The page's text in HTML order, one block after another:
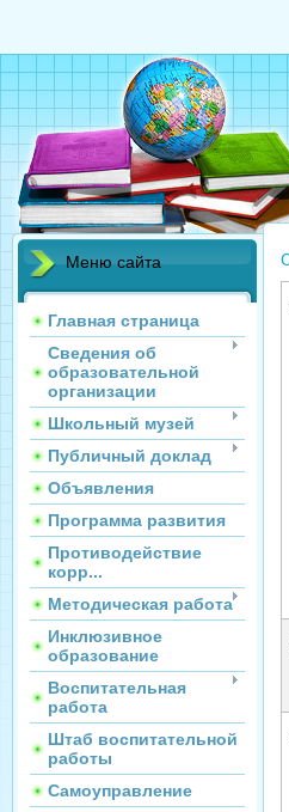
Меню сайта
Главная страница
Сведения об
образовательной
организации
Школьный музей
Публичный доклад
Объявления
Программа развития
Противодействие
корр...
Методическая работа
Инклюзивное
образование
Воспитательная
работа
Штаб воспитательной
работы
Самоуправление